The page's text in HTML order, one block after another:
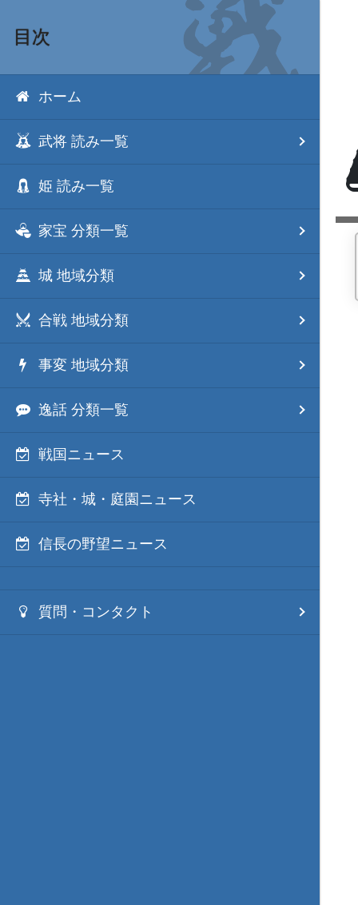
目次
ホーム
武将 読み一覧
姫 読み一覧
家宝 分類一覧
城 地域分類
合戦 地域分類
事変 地域分類
逸話 分類一覧
戦国ニュース
寺社・城・庭園ニュース
信長の野望ニュース
質問・コンタクト